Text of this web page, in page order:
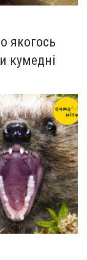
якогось
кумедні